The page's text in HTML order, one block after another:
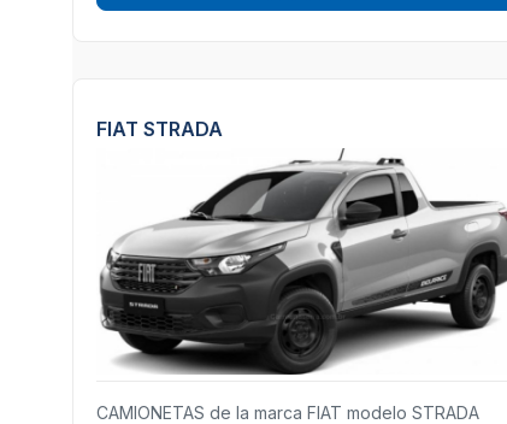
FIAT STRADA
CAMIONETAS de la marca FIAT modelo STRADA